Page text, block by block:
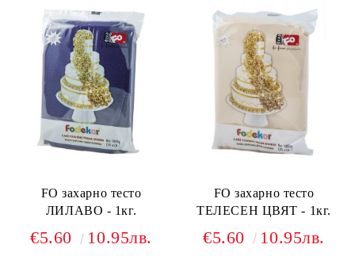
FO захарно тесто
ЛИЛАВО - 1кг.
€5.60 10.95лв.
FO захарно тесто
ТЕЛЕСЕН ЦВЯТ - 1кг.
€5.60 10.95лв.